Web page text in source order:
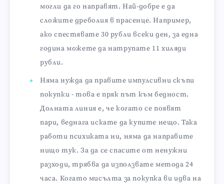
могли да го направят. Най-добре е да
сложите дреболия в прасенце. Например,
ако спестявате 30 рубли всеки ден, за една
година можете да натрупате 11 хиляди
рубли.
Няма нужда да правите импулсивни скъпи
покупки - това е пряк път към бедност.
Долната линия е, че когато се появят
пари, веднага искате да купите нещо. Така
работи психиката ни, няма да направите
нищо тук. За да се спасите от ненужни
разходи, трябва да използвате метода 24
часа. Когато мисълта за покупка ви идва на